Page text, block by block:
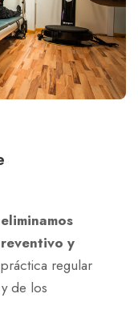
eliminamos
y
regular
de los